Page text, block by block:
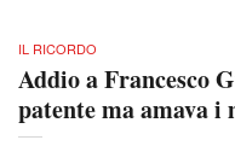
IL RICORDO
Addio a Francesco
patente ma amava i